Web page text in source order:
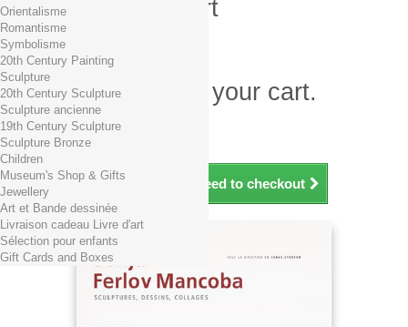
your shopping cart
Quantity
Total
There is 1 item in your cart.
Total products (tax incl.)
Total shipping TTC
Total (tax incl.)
Continue shopping Proceed to checkout
Orientalisme
Romantisme
Symbolisme
20th Century Painting
Sculpture
20th Century Sculpture
Sculpture ancienne
19th Century Sculpture
Sculpture Bronze
Children
Museum's Shop & Gifts
Jewellery
Art et Bande dessinée
Livraison cadeau Livre d'art
Sélection pour enfants
Gift Cards and Boxes